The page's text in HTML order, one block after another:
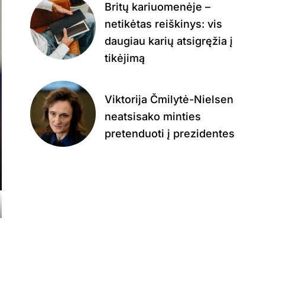
Britų kariuomenėje –
netikėtas reiškinys: vis
daugiau karių atsigręžia į
tikėjimą
Viktorija Čmilytė-Nielsen
neatsisako minties
pretenduoti į prezidentes